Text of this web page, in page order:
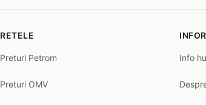
RETELE
Preturi Petrom
Preturi OMV
Info